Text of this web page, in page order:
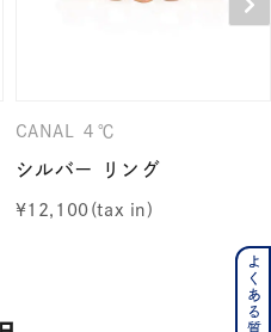
CANAL ４℃
シルバー リング
¥12,100